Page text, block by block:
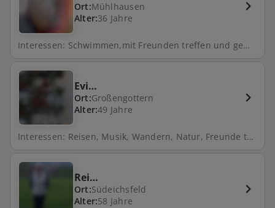
Ort:Mühlhausen
Alter:36 Jahre
Interessen: Schwimmen,mit Freunden treffen und gemeinsam Zeit verbringen
Evi…
Ort:Großengottern
Alter:49 Jahre
Interessen: Reisen, Musik, Wandern, Natur, Freunde treffen, Tanzen, Skifahren
Rei…
Ort:Südeichsfeld
Alter:58 Jahre